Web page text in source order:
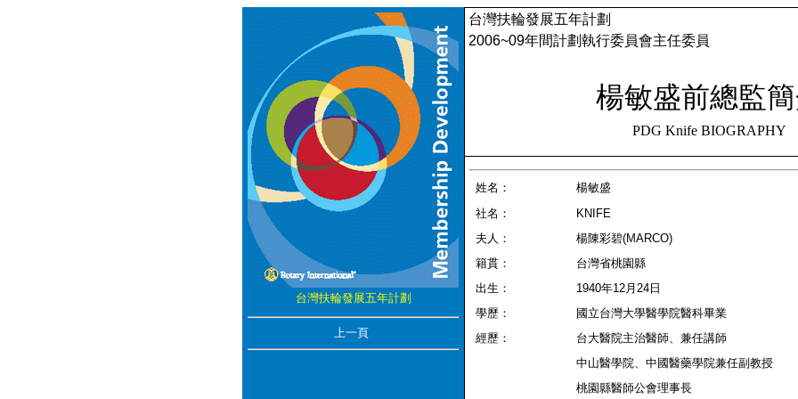
台灣扶輪發展五年計劃
上一頁
台灣扶輪發展五年計劃
2006~09年間計劃執行委員會主任委員
楊敏盛前總監
PDG Knife BIOGRAPHY
姓名：
楊敏盛
社名：
KNIFE
夫人：
楊陳彩碧(MARCO)
籍貫：
台灣省桃園縣
出生：
1940年12月24 日
學歷：
國立台灣大學醫學院醫科畢業
經歷：
台大醫院主治醫師、兼任講師
中山醫學院、中國醫藥學院兼任副教授
桃園縣醫師公會理事長